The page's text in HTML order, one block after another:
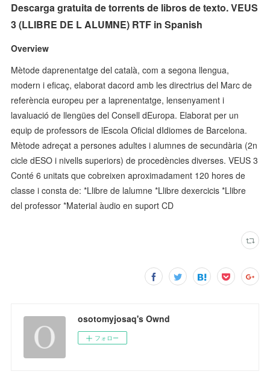
Descarga gratuita de torrents de libros de texto. VEUS
3 (LLIBRE DE L ALUMNE) RTF in Spanish
Overview
Mètode daprenentatge del català, com a segona llengua,
modern i eficaç, elaborat dacord amb les directrius del Marc de
referència europeu per a laprenentatge, lensenyament i
lavaluació de llengües del Consell dEuropa. Elaborat per un
equip de professors de lEscola Oficial dIdiomes de Barcelona.
Mètode adreçat a persones adultes i alumnes de secundària (2n
cicle dESO i nivells superiors) de procedències diverses. VEUS 3
Conté 6 unitats que cobreixen aproximadament 120 hores de
classe i consta de: *Llibre de lalumne *Llibre dexercicis *Llibre
del professor *Material àudio en suport CD
osotomyjosaq's Ownd
フォロー